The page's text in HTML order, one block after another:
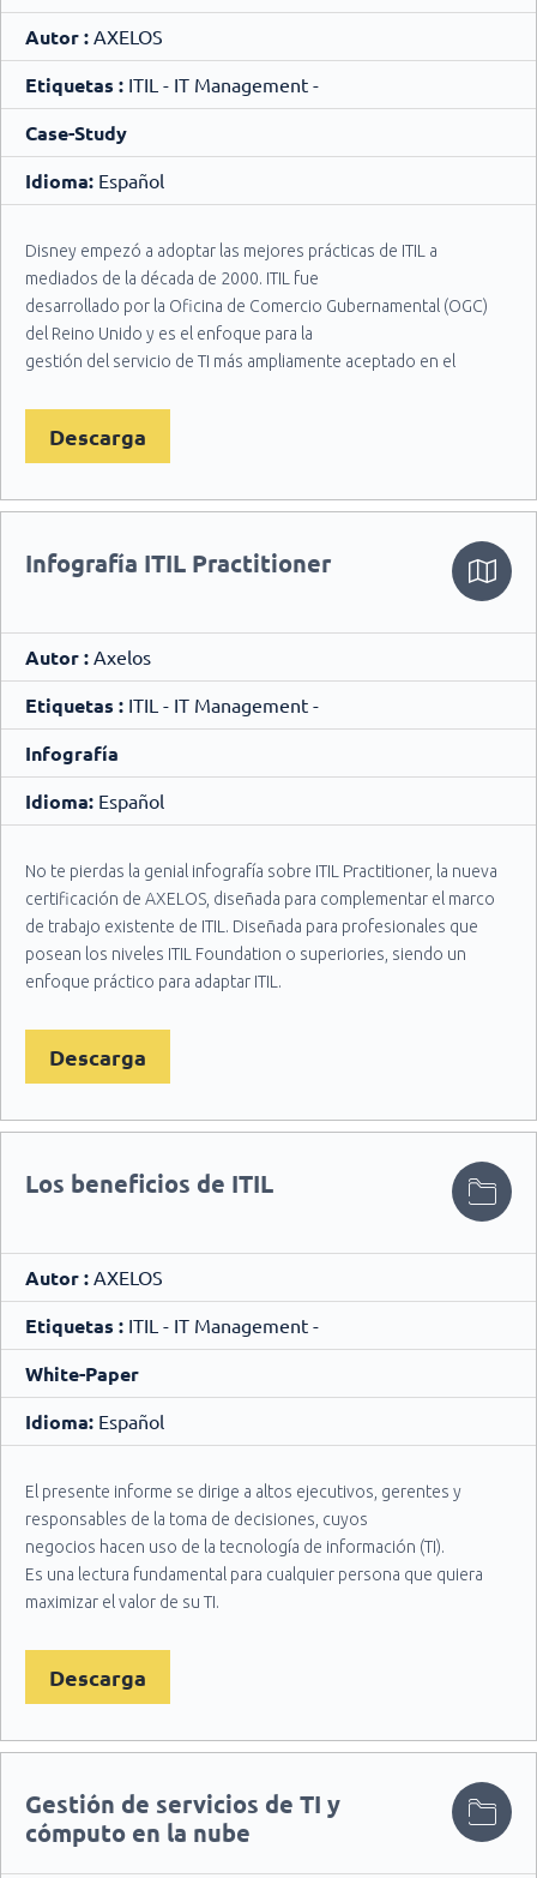
Autor : AXELOS
Etiquetas : ITIL - IT Management -
Case-Study
Idioma: Español
Disney empezó a adoptar las mejores prácticas de ITIL a
mediados de la década de 2000. ITIL fue
desarrollado por la Oficina de Comercio Gubernamental (OGC)
del Reino Unido y es el enfoque para la
gestión del servicio de TI más ampliamente aceptado en el
privado a nivel internacional.
Descarga
Infografía ITIL Practitioner
Autor : Axelos
Etiquetas : ITIL - IT Management -
Infografía
Idioma: Español
No te pierdas la genial infografía sobre ITIL Practitioner, la nueva
certificación de AXELOS, diseñada para complementar el marco
de trabajo existente de ITIL. Diseñada para profesionales que
posean los niveles ITIL Foundation o superiories, siendo un
enfoque práctico para adaptar ITIL.
Descarga
Los beneficios de ITIL
Autor : AXELOS
Etiquetas : ITIL - IT Management -
White-Paper
Idioma: Español
El presente informe se dirige a altos ejecutivos, gerentes y
responsables de la toma de decisiones, cuyos
negocios hacen uso de la tecnología de información (TI).
Es una lectura fundamental para cualquier persona que quiera
maximizar el valor de su TI.
Descarga
Gestión de servicios de TI y
cómputo en la nube